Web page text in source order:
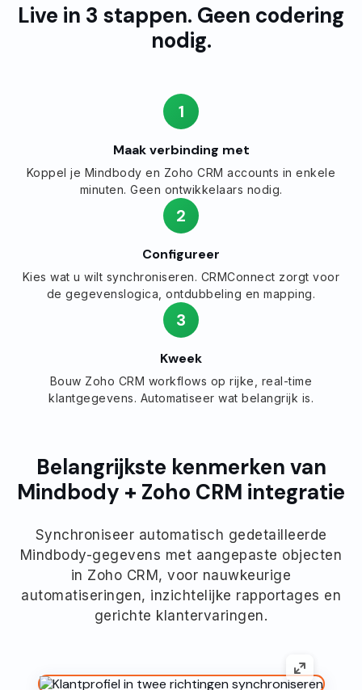
Live in 3 stappen. Geen codering
nodig.
1
Maak verbinding met
Koppel je Mindbody en Zoho CRM accounts in enkele
minuten. Geen ontwikkelaars nodig.
2
Configureer
Kies wat u wilt synchroniseren. CRMConnect zorgt voor
de gegevenslogica, ontdubbeling en mapping.
3
Kweek
Bouw Zoho CRM workflows op rijke, real-time
klantgegevens. Automatiseer wat belangrijk is.
Belangrijkste kenmerken van
Mindbody + Zoho CRM integratie
Synchroniseer automatisch gedetailleerde
Mindbody-gegevens met aangepaste objecten
in Zoho CRM, voor nauwkeurige
automatiseringen, inzichtelijke rapportages en
gerichte klantervaringen.